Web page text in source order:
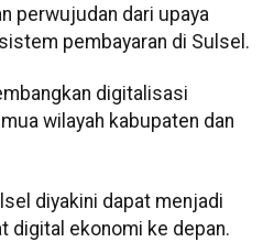
perwujudan dari upaya
pembayaran di Sulsel.
digitalisasi
wilayah kabupaten dan
diyakini dapat menjadi
digital ekonomi ke depan.